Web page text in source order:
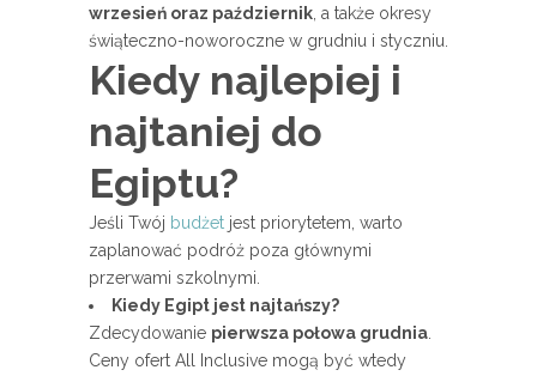
wrzesień oraz październik , a także okresy
świąteczno-noworoczne w grudniu i styczniu.
Kiedy najlepiej i
najtaniej do
Egiptu?
Jeśli Twój budżet jest priorytetem, warto
zaplanować podróż poza głównymi
przerwami szkolnymi.
Kiedy Egipt jest najtańszy?
Zdecydowanie pierwsza połowa grudnia
Ceny ofert All Inclusive mogą być wtedy